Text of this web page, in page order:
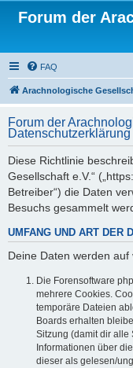
Forum der
FAQ
Arachnologische
Forum der
Datenschutzerklärung
Diese Richtlinie
Gesellschaft e.V.“
Betreiber“) die Daten
Besuchs gesammelt
UMFANG UND ART DER
Deine Daten werden
Die Forensoftware
mehrere Cookies.
temporäre Dateien
Boards erhalten
Sitzung (damit dir alle
Informationen über
dieser als gelesen/